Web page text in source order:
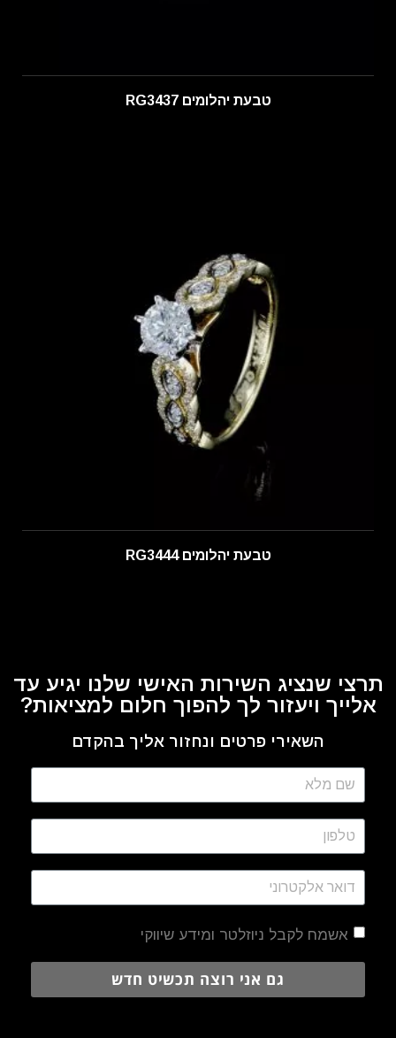
טבעת יהלומים RG3437
טבעת יהלומים RG3444
תרצי שנציג השירות האישי שלנו יגיע עד
אלייך ויעזור לך להפוך חלום למציאות?
השאירי פרטים ונחזור אליך בהקדם
אשמח לקבל ניוזלטר ומידע שיווקי
גם אני רוצה תכשיט חדש